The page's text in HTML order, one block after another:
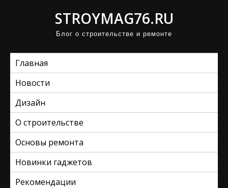
STROYMAG76.RU
Блог о строительстве и ремонте
Главная
Новости
Дизайн
О строительстве
Основы ремонта
Новинки гаджетов
Рекомендации